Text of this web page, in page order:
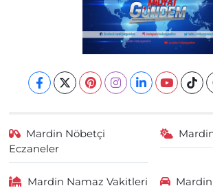
Mardin Nöbetçi
Eczaneler
Mardin Namaz Vakitleri